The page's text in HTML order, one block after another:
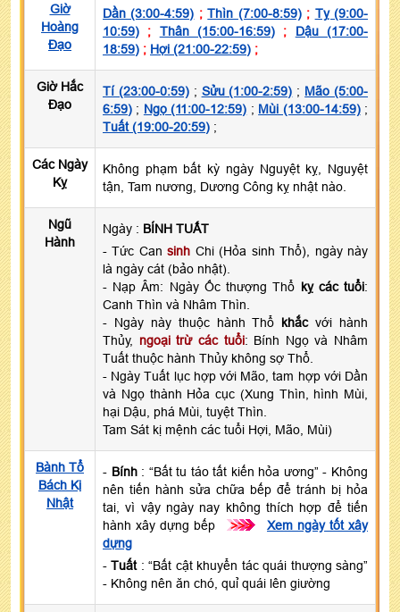
Giờ
Hoàng
Đạo
Dần (3:00-4:59) ;Thìn (7:00-8:59); Tỵ (9:00-
10:59) ; Thân (15:00-16:59) ; Dậu (17:00-
18:59) ; Hợi (21:00-22:59) ;
Giờ Hắc
Đạo
Tí (23:00-0:59); Sửu (1:00-2:59) ; Mão (5:00-
6:59) ; Ngọ (11:00-12:59) ; Mùi (13:00-14:59);
Tuất (19:00-20:59) ;
Các Ngày
Kỵ
Không phạm bất kỳ ngày Nguyệt kỵ, Nguyệt
tận, Tam nương, Dương Công kỵ nhật nào.
Ngũ
Hành
Ngày : BÍNH TUẤT
- Tức Cansinh Chi (Hỏa sinh Thổ), ngày này
là ngày cát (bảo nhật).
- Nạp Âm: Ngày Ốc thượng Thổ kỵ các tuổi:
Canh Thìn và Nhâm Thìn.
- Ngày này thuộc hành Thổ khắcvới hành
Thủy, ngoại trừ các tuổi: Bính Ngọ và Nhâm
Tuất thuộc hành Thủy không sợ Thổ.
- Ngày Tuất lục hợp với Mão, tam hợp với Dần
và Ngọ thành Hỏa cục (Xung Thìn, hình Mùi,
hại Dậu, phá Mùi, tuyệt Thìn.
Tam Sát kị mệnh các tuổi Hợi, Mão, Mùi)
Bành Tổ
Bách Kị
Nhật
- Bính: “Bất tu táo tất kiến hỏa ương” - Không
nên tiến hành sửa chữa bếp để tránh bị hỏa
tai, vì vậy ngày nay không thích hợp để tiến
hành xây dựng bếp
>>>
Xem ngày tốt xây
dựng
-Tuất: “Bất cật khuyển tác quái thượng sàng”
- Không nên ăn chó, quỉ quái lên giường